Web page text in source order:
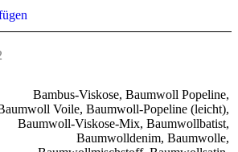
Bambus-Viskose, Baumwoll Popeline,
Voile, Baumwoll-Popeline (leicht),
Baumwoll-Viskose-Mix, Baumwollbatist,
Baumwolldenim, Baumwolle,